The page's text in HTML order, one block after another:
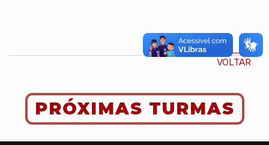
VOLTAR
PRÓXIMAS TURMAS